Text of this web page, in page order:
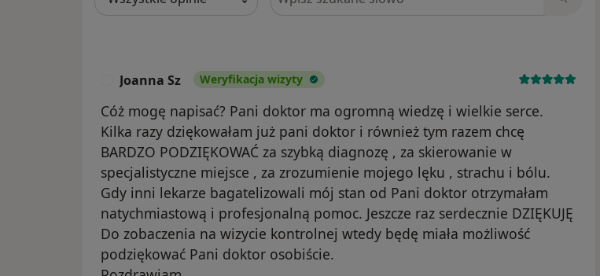
Joanna Sz Weryfikacja wizyty
Cóż mogę napisać? Pani doktor ma ogromną wiedzę i wielkie serce.
Kilka razy dziękowałam już pani doktor i również tym razem chcę
BARDZO PODZIĘKOWAĆ za szybką diagnozę , za skierowanie w
specjalistyczne miejsce , za zrozumienie mojego lęku , strachu i bólu.
Gdy inni lekarze bagatelizowali mój stan od Pani doktor otrzymałam
natychmiastową i profesjonalną pomoc. Jeszcze raz serdecznie DZIĘKUJĘ
Do zobaczenia na wizycie kontrolnej wtedy będę miała możliwość
podziękować Pani doktor osobiście.